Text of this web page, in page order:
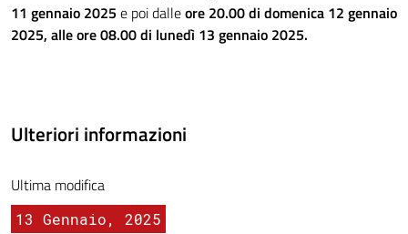
11 gennaio 2025 e poi dalleore 20.00 di domenica 12 gennaio
2025, alle ore 08.00 di lunedì 13 gennaio 2025.
Ulteriori informazioni
Ultima modifica
13 Gennaio, 2025